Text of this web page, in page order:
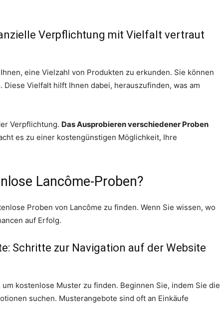
Verpflichtung mit Vielfalt vertraut
eine Vielzahl von Produkten zu erkunden. Sie können
Vielfalt hilft Ihnen dabei, herauszufinden, was am
Verpflichtung. Das Ausprobieren verschiedener Proben
es zu einer kostengünstigen Möglichkeit, Ihre
Lancôme-Proben?
Proben von Lancôme zu finden. Wenn Sie wissen, wo
auf Erfolg.
Schritte zur Navigation auf der Website
um kostenlose Muster zu finden. Beginnen Sie, indem Sie die
suchen. Musterangebote sind oft an Einkäufe